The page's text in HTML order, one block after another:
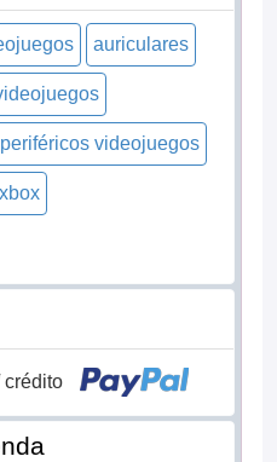
auriculares
periféricos videojuegos
xbox
crédito